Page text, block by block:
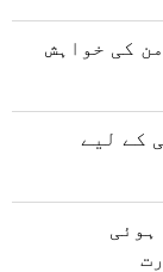
کی خواہش
کے لیے
ہوئی